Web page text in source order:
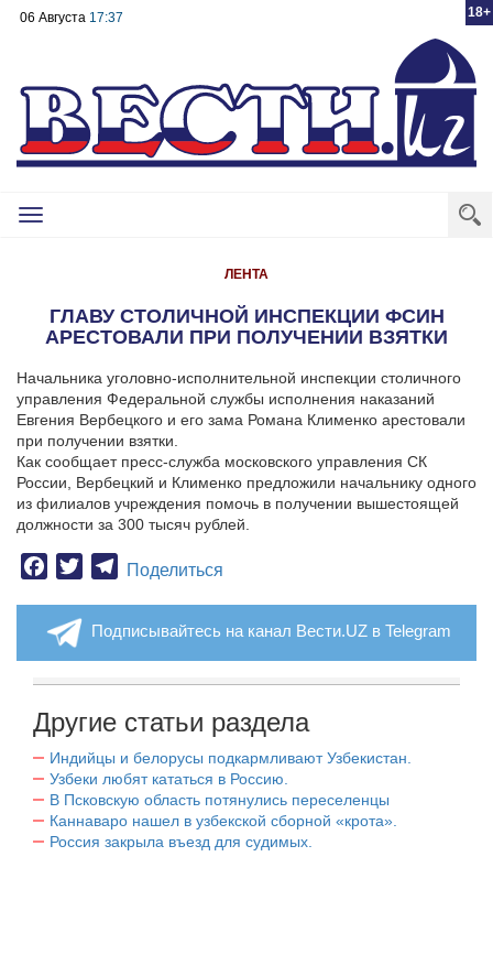
18+
06 Августа 17:37
Toggle
ЛЕНТА
ГЛАВУ СТОЛИЧНОЙ ИНСПЕКЦИИ ФСИН
АРЕСТОВАЛИ ПРИ ПОЛУЧЕНИИ ВЗЯТКИ
Начальника уголовно-исполнительной инспекции столичного
управления Федеральной службы исполнения наказаний
Евгения Вербецкого и его зама Романа Клименко арестовали
при получении взятки.
Как сообщает пресс-служба московского управления СК
России, Вербецкий и Клименко предложили начальнику одного
из филиалов учреждения помочь в получении вышестоящей
должности за 300 тысяч рублей.
Facebook
TwitterTelegram
Поделиться
Подписывайтесь на канал Вести.UZ в Telegram
Другие статьи раздела
Индийцы и белорусы подкармливают Узбекистан.
Узбеки любят кататься в Россию.
В Псковскую область потянулись переселенцы
Каннаваро нашел в узбекской сборной «крота».
Россия закрыла въезд для судимых.